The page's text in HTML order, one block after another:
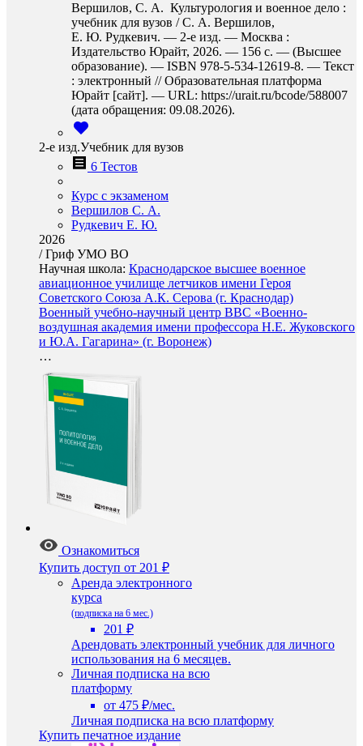
Вершилов, С. А. Культурология и военное дело :
учебник для вузов / С. А. Вершилов,
Е. Ю. Рудкевич. — 2-е изд. — Москва :
Издательство Юрайт, 2026. — 156 с. — (Высшее
образование). — ISBN 978-5-534-12619-8. — Текст
: электронный // Образовательная платформа
Юрайт [сайт]. — URL: https://urait.ru/bcode/588007
(дата обращения: 09.08.2026).
2-е изд.Учебник для вузов
6 Тестов
Курс с экзаменом
Вершилов С. А.
Рудкевич Е. Ю.
2026
/Гриф УМО ВО
Научная школа: Краснодарское высшее военное
авиационное училище летчиков имени Героя
Советского Союза А.К. Серова (г. Краснодар)
Военный учебно-научный центр ВВС «Военно-
воздушная академия имени профессора Н.Е. Жуковского
и Ю.А. Гагарина» (г. Воронеж)
…
Ознакомиться
Купить доступ от 201 ₽
Аренда электронного
курса
(подписка на 6 мес.)
201 ₽
Арендовать электронный учебник для личного
использования на 6 месяцев.
Личная подписка на всю
платформу
от 475 ₽/мес.
Личная подписка на всю платформу
Купить печатное издание